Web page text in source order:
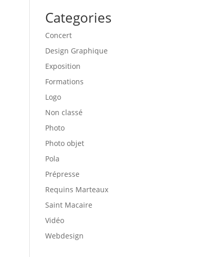
Categories
Concert
Design Graphique
Exposition
Formations
Logo
Non classé
Photo
Photo objet
Pola
Prépresse
Requins Marteaux
Saint Macaire
Vidéo
Webdesign